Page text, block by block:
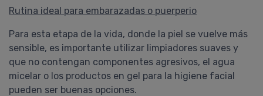
Rutina ideal para embarazadas o puerperio
Para esta etapa de la vida, donde la piel se vuelve más
sensible, es importante utilizar limpiadores suaves y
que no contengan componentes agresivos, el agua
micelar o los productos en gel para la higiene facial
pueden ser buenas opciones.
hidratantes) mejoraron muchísimo
PROAVENAL
Pedido # 419399